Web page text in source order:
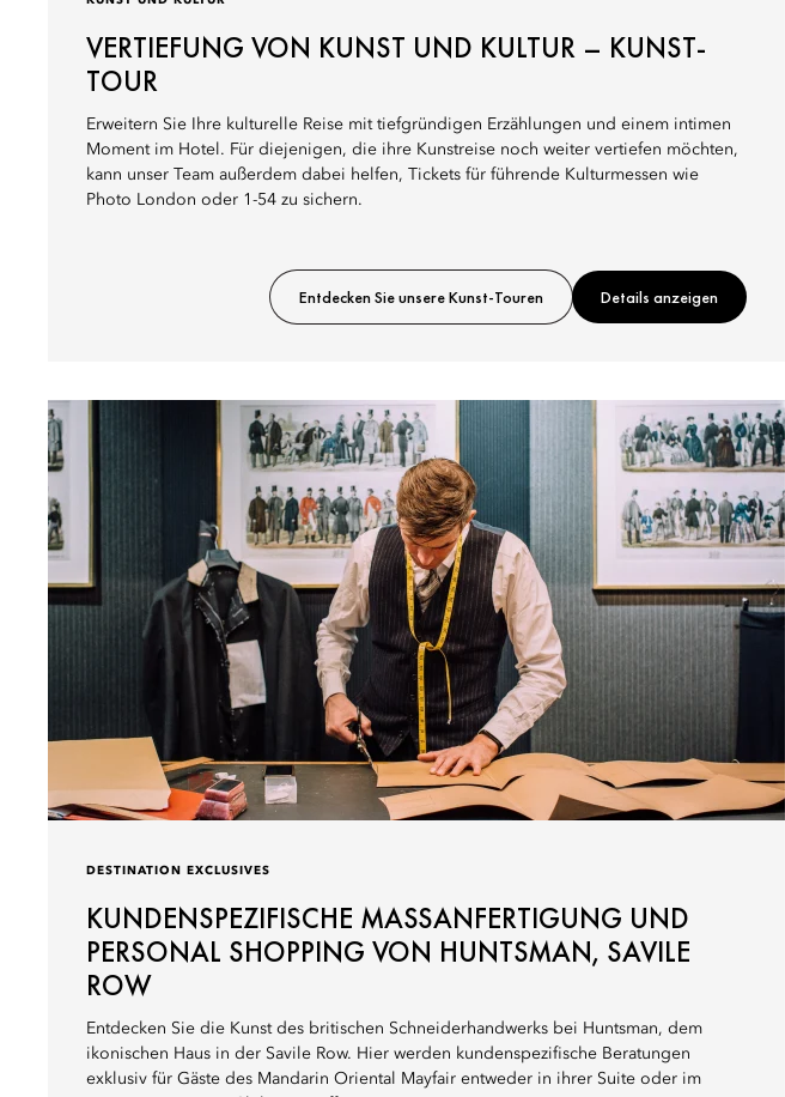
VERTIEFUNG VON KUNST UND KULTUR – KUNST-
TOUR
Erweitern Sie Ihre kulturelle Reise mit tiefgründigen Erzählungen und einem intimen
Moment im Hotel. Für diejenigen, die ihre Kunstreise noch weiter vertiefen möchten,
kann unser Team außerdem dabei helfen, Tickets für führende Kulturmessen wie
Photo London oder 1-54 zu sichern.
Entdecken Sie unsere Kunst-Touren Details anzeigen
DESTINATION EXCLUSIVES
KUNDENSPEZIFISCHE MASSANFERTIGUNG UND P
ERSONAL SHOPPING VON HUNTSMAN, SAVILE R
OW
Entdecken Sie die Kunst des britischen Schneiderhandwerks bei Huntsman, dem
ikonischen Haus in der Savile Row. Hier werden kundenspezifische Beratungen
exklusiv für Gäste des Mandarin Oriental Mayfair entweder in ihrer Suite oder im